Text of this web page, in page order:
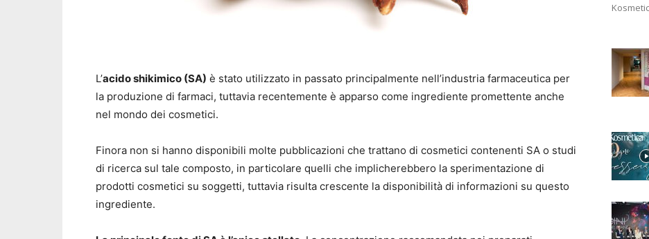
L’acido shikimico (SA) è stato utilizzato in passato principalmente nell’industria farmaceutica per
la produzione di farmaci, tuttavia recentemente è apparso come ingrediente promettente anche
nel mondo dei cosmetici.
Finora non si hanno disponibili molte pubblicazioni che trattano di cosmetici contenenti SA o studi
di ricerca sul tale composto, in particolare quelli che implicherebbero la sperimentazione di
prodotti cosmetici su soggetti, tuttavia risulta crescente la disponibilità di informazioni su questo
ingrediente.